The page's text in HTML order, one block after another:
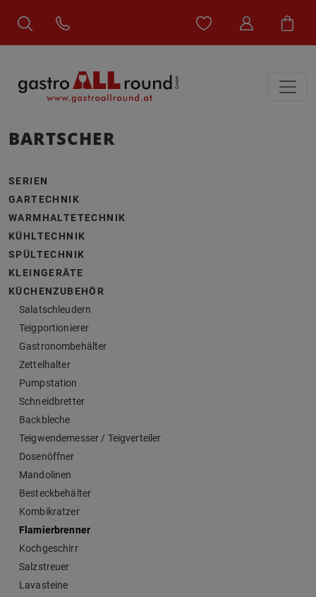
BARTSCHER
SERIEN
GARTECHNIK
WARMHALTETECHNIK
KÜHLTECHNIK
SPÜLTECHNIK
KLEINGERÄTE
KÜCHENZUBEHÖR
Salatschleudern
Teigportionierer
Gastronombehälter
Zettelhalter
Pumpstation
Schneidbretter
Backbleche
Teigwendemesser / Teigverteiler
Dosenöffner
Mandolinen
Besteckbehälter
Kombikratzer
Flamierbrenner
Kochgeschirr
Salzstreuer
Lavasteine